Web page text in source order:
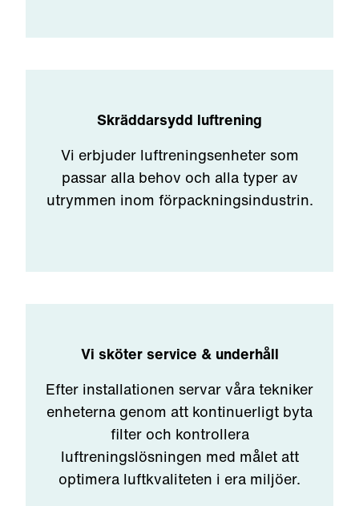
Skräddarsydd luftrening
Vi erbjuder luftreningsenheter som
passar alla behov och alla typer av
utrymmen inom förpackningsindustrin.
Vi sköter service & underhåll
Efter installationen servar våra tekniker
enheterna genom att kontinuerligt byta
filter och kontrollera
luftreningslösningen med målet att
optimera luftkvaliteten i era miljöer.